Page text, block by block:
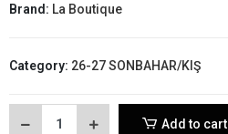
Brand: La Boutique
Category: 26-27 SONBAHAR/KIŞ
Add to cart